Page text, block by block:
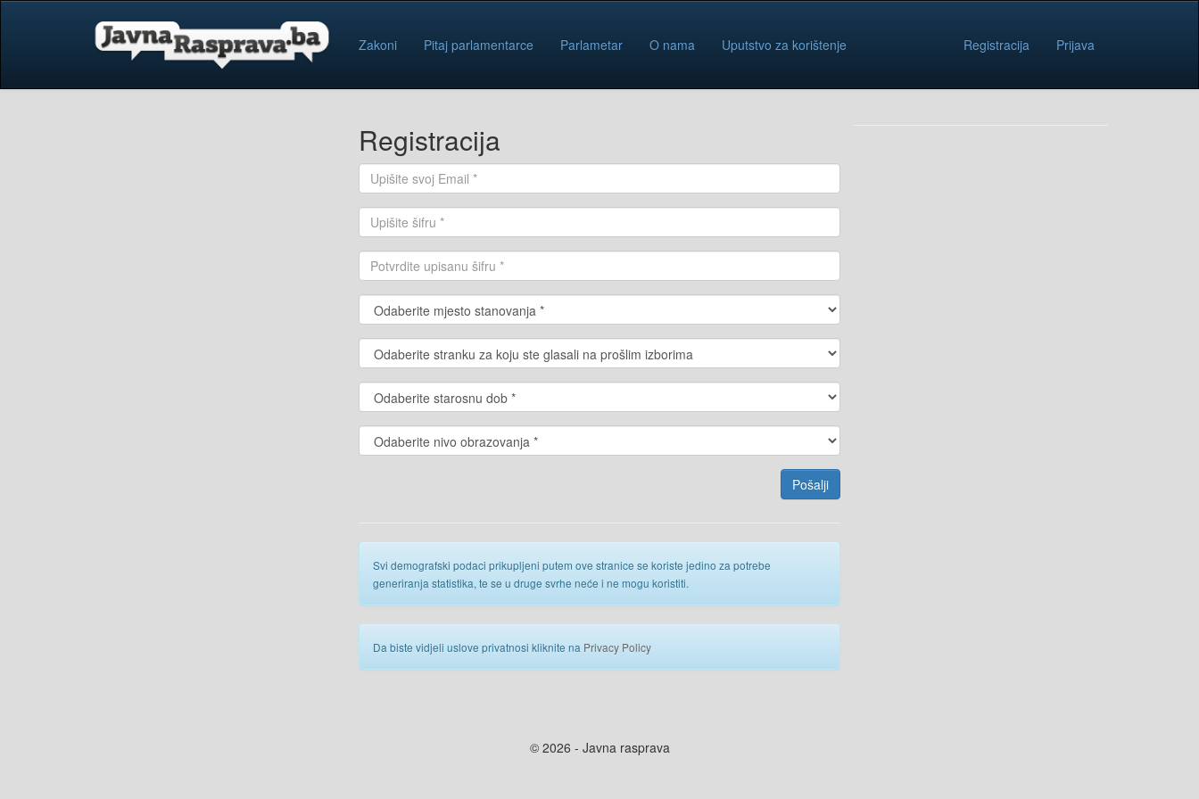
Zakoni Pitaj parlamentarce Parlametar O nama Uputstvo za korištenje Registracija Prijava
Registracija
Svi demografski podaci prikupljeni putem ove stranice se koriste jedino za potrebe
generiranja statistika, te se u druge svrhe neće i ne mogu koristiti.
Da biste vidjeli uslove privatnosi kliknite na Privacy Policy
© 2026 - Javna rasprava